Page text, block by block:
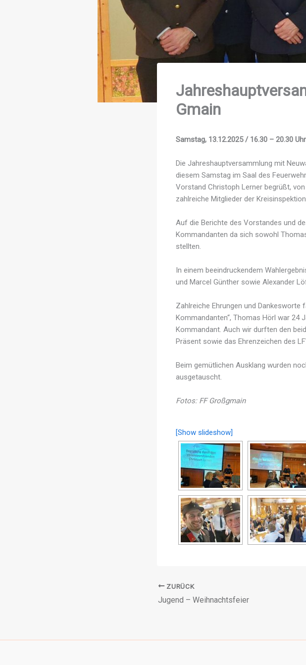
Gmain
Samstag, 13.12.2025 / 16.30 – 20.30
Die Jahreshauptversammlung mit
diesem Samstag im Saal des
Vorstand Christoph Lerner begrüßt,
zahlreiche Mitglieder der
Auf die Berichte des Vorstandes und
Kommandanten da sich sowohl
stellten.
In einem beeindruckendem
und Marcel Günther sowie Alexander
Zahlreiche Ehrungen und
Kommandanten“, Thomas Hörl war 24
Kommandant. Auch wir durften den
Präsent sowie das Ehrenzeichen des
Beim gemütlichen Ausklang wurden
ausgetauscht.
Fotos: FF Großgmain
[Show slideshow]
ZURÜCK
Jugend – Weihnachts­feier